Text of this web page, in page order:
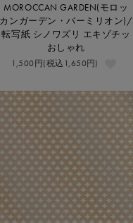
MOROCCAN GARDEN(モロッ
カンガーデン・バーミリオン)/
転写紙 シノワズリ エキゾチッ
おしゃれ
1,500円(税込1,650円)